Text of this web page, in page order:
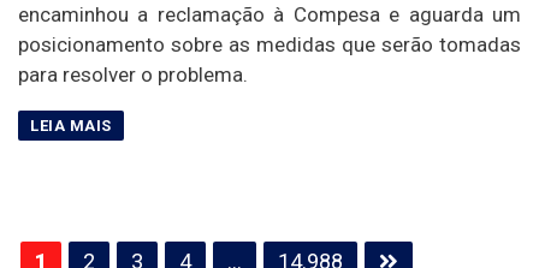
encaminhou a reclamação à Compesa e aguarda um
posicionamento sobre as medidas que serão tomadas
para resolver o problema.
Paginação
1 2 3 4 … 14.988